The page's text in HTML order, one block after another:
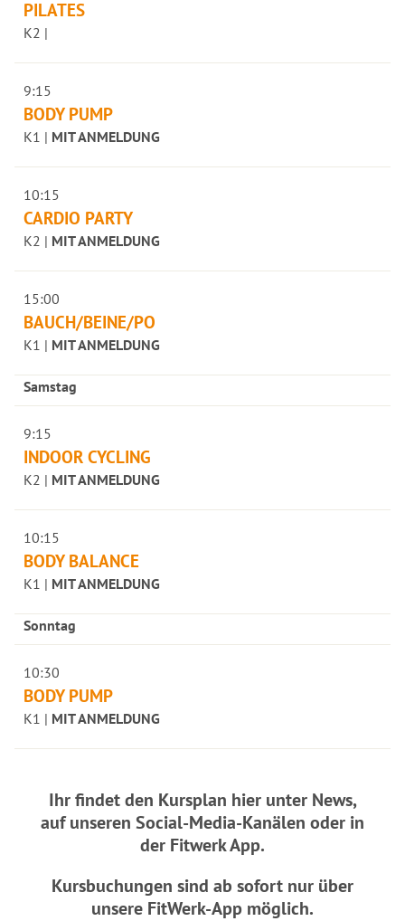
PILATES
K2 |
9:15
BODY PUMP
K1 | MIT ANMELDUNG
10:15
CARDIO PARTY
K2 | MIT ANMELDUNG
15:00
BAUCH/BEINE/PO
K1 | MIT ANMELDUNG
Samstag
9:15
INDOOR CYCLING
K2 | MIT ANMELDUNG
10:15
BODY BALANCE
K1 | MIT ANMELDUNG
Sonntag
10:30
BODY PUMP
K1 | MIT ANMELDUNG
Ihr findet den Kursplan hier unter News,
auf unseren Social-Media-Kanälen oder in
der Fitwerk App.
Kursbuchungen sind ab sofort nur über
unsere FitWerk-App möglich.